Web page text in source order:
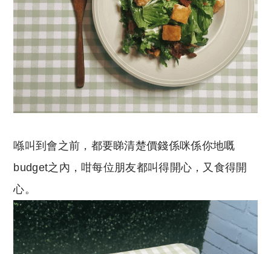
喺叫到會之前，都要睇清楚價錢係咪係你地嘅
budget之內，咁每位朋友都叫得開心，又食得開
心。